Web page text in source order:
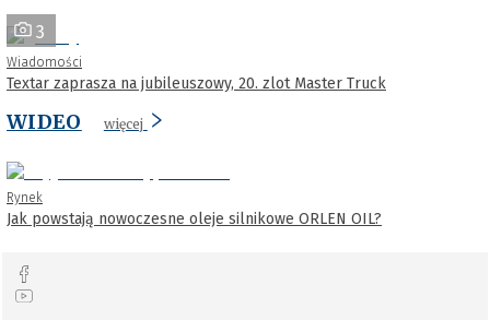
3
Wiadomości
Textar zaprasza na jubileuszowy, 20. zlot Master Truck
WIDEO więcej
Rynek
Jak powstają nowoczesne oleje silnikowe ORLEN OIL?